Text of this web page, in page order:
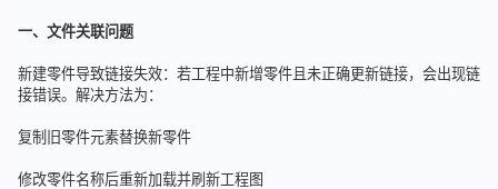
一、文件关联问题
新建零件导致链接失效：若工程中新增零件且未正确更新链接，会出现链
接错误。解决方法为：
复制旧零件元素替换新零件
修改零件名称后重新加载并刷新工程图